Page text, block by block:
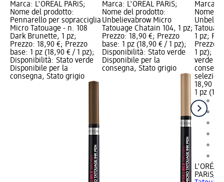
Marca: L'ORÉAL PARiS;
Nome del prodotto:
Pennarello per sopracciglia
Micro Tatouage - n. 108
Dark Brunette, 1 pz;
Prezzo: 18,90 €; Prezzo
base: 1 pz (18,90 € / 1 pz);
Disponibilità: Stato verde
Disponibile per la
consegna, Stato grigio
Marca: L'ORÉAL PARiS;
Nome del prodotto:
Unbelievabrow Micro
Tatouage Chatain 104, 1 pz;
Prezzo: 18,90 €; Prezzo
base: 1 pz (18,90 € / 1 pz);
Disponibilità: Stato verde
Disponibile per la
consegna, Stato grigio
Marca:
Nome
1 pz;
Prezzo
1 pz);
verde
18,90 €
1 pz
L'ORÉAL
PARiS